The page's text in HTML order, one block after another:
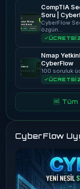
CompTIA
Soru |
CyberFlow
özgün…
Nmap
CyberFlow
100 soruluk
🆓
CyberFlow